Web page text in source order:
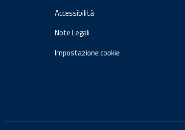
Accessibilità
Note Legali
Impostazione cookie